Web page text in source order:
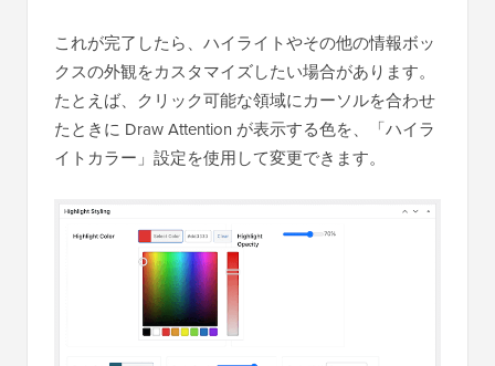
これが完了したら、ハイライトやその他の情報ボッ
クスの外観をカスタマイズしたい場合があります。
たとえば、クリック可能な領域にカーソルを合わせ
たときに Draw Attention が表示する色を、「ハイラ
イトカラー」設定を使用して変更できます。